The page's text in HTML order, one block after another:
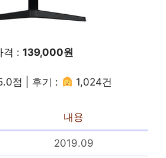
격 : 139,000원
점 | 후기 : 1,024건
내용
2019.09